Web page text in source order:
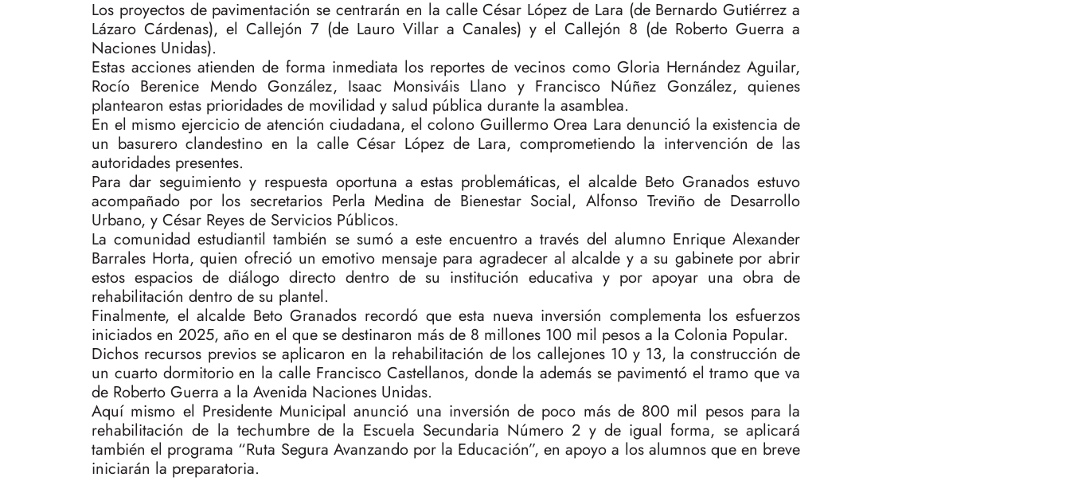
Los proyectos de pavimentación se centrarán en la calle César López de Lara (de Bernardo Gutiérrez a
Lázaro Cárdenas), el Callejón 7 (de Lauro Villar a Canales) y el Callejón 8 (de Roberto Guerra a
Naciones Unidas).
Estas acciones atienden de forma inmediata los reportes de vecinos como Gloria Hernández Aguilar,
Rocío Berenice Mendo González, Isaac Monsiváis Llano y Francisco Núñez González, quienes
plantearon estas prioridades de movilidad y salud pública durante la asamblea.
En el mismo ejercicio de atención ciudadana, el colono Guillermo Orea Lara denunció la existencia de
un basurero clandestino en la calle César López de Lara, comprometiendo la intervención de las
autoridades presentes.
Para dar seguimiento y respuesta oportuna a estas problemáticas, el alcalde Beto Granados estuvo
acompañado por los secretarios Perla Medina de Bienestar Social, Alfonso Treviño de Desarrollo
Urbano, y César Reyes de Servicios Públicos.
La comunidad estudiantil también se sumó a este encuentro a través del alumno Enrique Alexander
Barrales Horta, quien ofreció un emotivo mensaje para agradecer al alcalde y a su gabinete por abrir
estos espacios de diálogo directo dentro de su institución educativa y por apoyar una obra de
rehabilitación dentro de su plantel.
Finalmente, el alcalde Beto Granados recordó que esta nueva inversión complementa los esfuerzos
iniciados en 2025, año en el que se destinaron más de 8 millones 100 mil pesos a la Colonia Popular.
Dichos recursos previos se aplicaron en la rehabilitación de los callejones 10 y 13, la construcción de
un cuarto dormitorio en la calle Francisco Castellanos, donde la además se pavimentó el tramo que va
de Roberto Guerra a la Avenida Naciones Unidas.
Aquí mismo el Presidente Municipal anunció una inversión de poco más de 800 mil pesos para la
rehabilitación de la techumbre de la Escuela Secundaria Número 2 y de igual forma, se aplicará
también el programa “Ruta Segura Avanzando por la Educación”, en apoyo a los alumnos que en breve
iniciarán la preparatoria.